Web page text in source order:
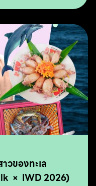
วของทะเล
× IWD 2026)